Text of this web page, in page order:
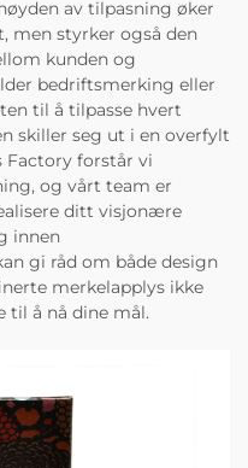
av tilpasning øker
men styrker også den
kunden og
bedriftsmerking eller
til å tilpasse hvert
skiller seg ut i en overfylt
Factory forstår vi
og vårt team er
ditt visjonære
innen
gi råd om både design
merkelapplys ikke
til å nå dine mål.